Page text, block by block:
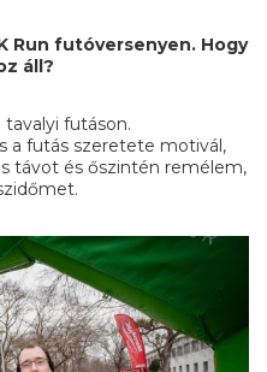
Run futóversenyen. Hogy
áll?
futáson.
a futás szeretete motivál,
távot és őszintén remélem,